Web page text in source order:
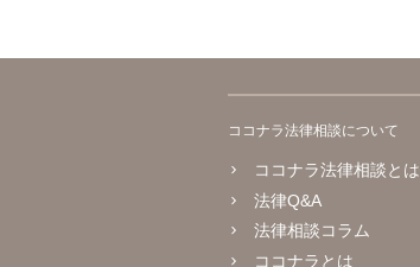
ココナラ法律相談について
ココナラ法律相談とは
法律Q&A
法律相談コラム
ココナラとは